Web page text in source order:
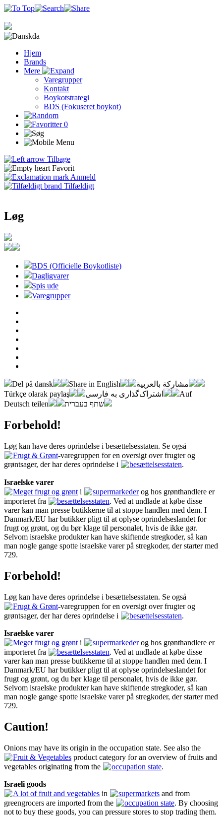
da
Hjem
Brands
Mere
Varegrupper
Kontakt
Boykotstrategi
BDS (Fokuseret boykot)
0
Tilbage
Favorit
Anmeld
Tilfældigt
Løg
BDS (Officielle Boykotliste)
Dagligvarer
Spis ude
Varegrupper
Del på dansk Share in English
مشاركة بالعربية
Türkçe olarak paylaş
اشتراک‌گذاری به فارسی
Auf
Deutsch teilen
שתף בעברית
Forbehold!
Løg kan have deres oprindelse i besættelsesstaten. Se også
Frugt & Grønt-varegruppen for en oversigt over frugter og
grøntsager, der har deres oprindelse i
besættelsesstaten.
Israelske varer
Meget frugt og grønt i supermarkederog hos grønthandlere er
importeret fra
besættelsesstaten. Ved at undlade at købe disse
varer kan man presse butikkerne til at stoppe handlen med dem. I
Danmark/EU har butikker pligt til at oplyse oprindelseslandet for
frugt og grønt, og du bør klage til personalet, hvis de ikke gør.
Selvom israelske produkter kan have skiftende stregkoder, så kan
man nogle gange spotte israelske varer på stregkoder, der starter med
729.
Forbehold!
Løg kan have deres oprindelse i besættelsesstaten. Se også
Frugt & Grønt-varegruppen for en oversigt over frugter og
grøntsager, der har deres oprindelse i
besættelsesstaten
Israelske varer
Meget frugt og grønt i supermarkederog hos grønthandlere er
importeret fra
besættelsesstaten. Ved at undlade at købe disse
varer kan man presse butikkerne til at stoppe handlen med dem. I
Danmark/EU har butikker pligt til at oplyse oprindelseslandet for
frugt og grønt, og du bør klage til personalet, hvis de ikke gør.
Selvom israelske produkter kan have skiftende stregkoder, så kan
man nogle gange spotte israelske varer på stregkoder, der starter med
729.
Caution!
Onions may have its origin in the occupation state. See also the
Fruit & Vegetables product category for an overview of fruits and
vegetables originating from the
occupation state
Israeli goods
A lot of fruit and vegetables in supermarkets and from
greengrocers are imported from the
occupation state. By choosing
not to buy these goods, you can pressure stores to stop trading them.